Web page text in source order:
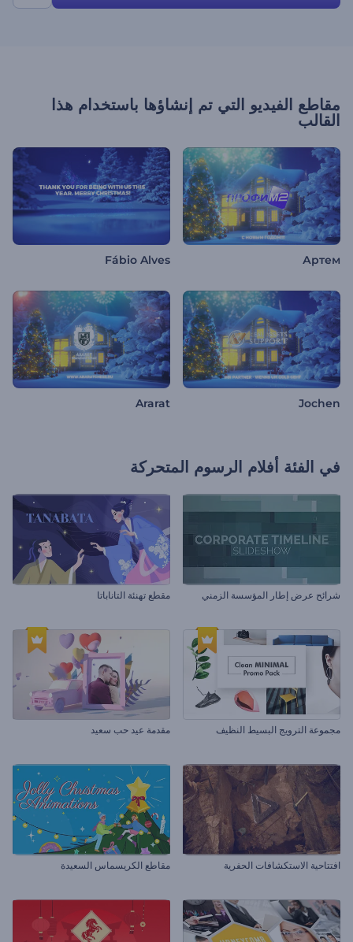
مقاطع الفيديو التي تم إنشاؤها باستخدام هذا
القالب
Артем
Fábio Alves
Jochen
Ararat
في الفئة أفلام الرسوم المتحركة
شرائح عرض إطار المؤسسة الزمني مقطع تهنئة التاناباتا
مجموعة الترويج البسيط النظيف مقدمة عيد حب سعيد
افتتاحية الاستكشافات الحفرية مقاطع الكريسماس السعيدة